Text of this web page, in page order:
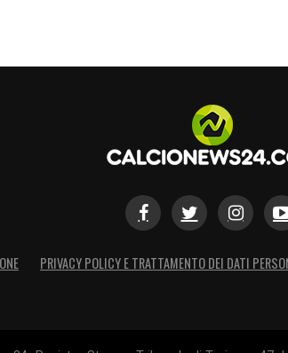
PRIVACY POLICY E TRATTAMENTO DEI DATI